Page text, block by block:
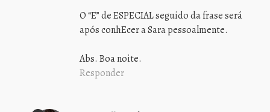
O “E” de ESPECIAL seguido da frase será
após conhEcer a Sara pessoalmente.
Abs. Boa noite.
Responder